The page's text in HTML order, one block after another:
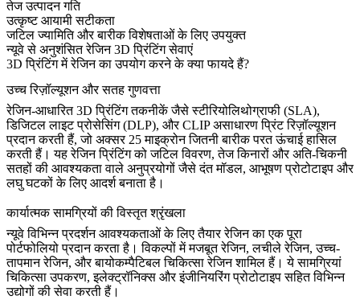
तेज उत्पादन गति
उत्कृष्ट आयामी सटीकता
जटिल ज्यामिति और बारीक विशेषताओं के लिए उपयुक्त
न्यूवे से अनुशंसित रेजिन 3D प्रिंटिंग सेवाएं
3D प्रिंटिंग में रेजिन का उपयोग करने के क्या फायदे हैं?
उच्च रिज़ॉल्यूशन और सतह गुणवत्ता
रेजिन-आधारित 3D प्रिंटिंग तकनीकें जैसेस्टीरियोलिथोग्राफी (SLA),
डिजिटल लाइट प्रोसेसिंग (DLP), औरCLIPअसाधारण प्रिंट रिज़ॉल्यूशन
प्रदान करती हैं, जो अक्सर 25 माइक्रोन जितनी बारीक परत ऊंचाई हासिल
करती हैं। यह रेजिन प्रिंटिंग को जटिल विवरण, तेज किनारों और अति-चिकनी
सतहों की आवश्यकता वाले अनुप्रयोगों जैसे दंत मॉडल, आभूषण प्रोटोटाइप और
लघु घटकों के लिए आदर्श बनाता है।
कार्यात्मक सामग्रियों की विस्तृत श्रृंखला
न्यूवे विभिन्न प्रदर्शन आवश्यकताओं के लिए तैयाररेजिनका एक पूरा
पोर्टफोलियो प्रदान करता है। विकल्पों मेंमजबूत रेजिन,लचीले रेजिन,उच्च-
तापमान रेजिन, औरबायोकम्पैटिबल चिकित्सा रेजिनशामिल हैं। ये सामग्रियां
चिकित्सा उपकरण, इलेक्ट्रॉनिक्स और इंजीनियरिंग प्रोटोटाइप सहित विभिन्न
उद्योगों की सेवा करती हैं।